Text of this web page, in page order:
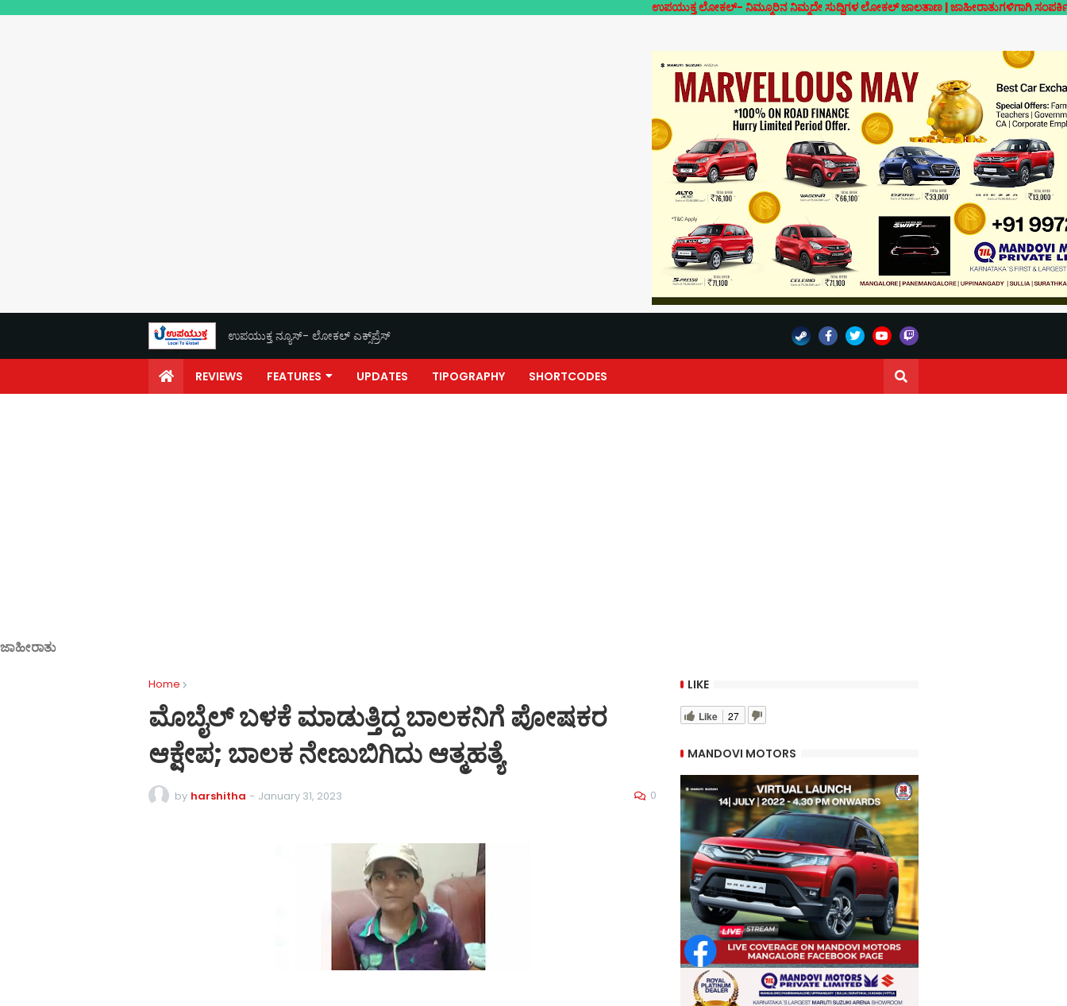
ಉಪಯುಕ್ತ ಲೋಕಲ್- ನಿಮ್ಮೂರಿನ ನಿಮ್ಮದೇ ಸುದ್ದಿಗಳ ಲೋಕಲ್ ಜಾಲತಾಣ | ಜಾಹೀರಾತುಗಳಿಗಾಗಿ ಸಂಪರ್ಕಿಸಿ-
ಉಪಯುಕ್ತ ನ್ಯೂಸ್- ಲೋಕಲ್ ಎಕ್ಸ್‌ಪ್ರೆಸ್‌
REVIEWS FEATURES UPDATES TIPOGRAPHY SHORTCODES
ಜಾಹೀರಾತು
Home
ಮೊಬೈಲ್ ಬಳಕೆ ಮಾಡುತ್ತಿದ್ದ ಬಾಲಕನಿಗೆ ಪೋಷಕರ
ಆಕ್ಷೇಪ; ಬಾಲಕ ನೇಣುಬಿಗಿದು ಆತ್ಮಹತ್ಯೆ
by harshitha - January 31, 2023 0
LIKE
Like 27
MANDOVI MOTORS